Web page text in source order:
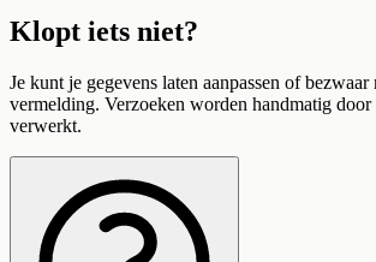
Klopt iets niet?
Je kunt je gegevens laten aanpassen of bezwaar
vermelding. Verzoeken worden handmatig door
verwerkt.